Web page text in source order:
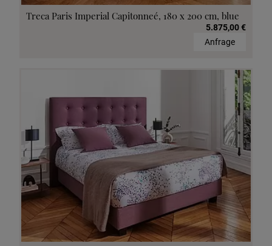
Treca Paris Imperial Capitonneé, 180 x 200 cm, blue
5.875,00 €
Anfrage